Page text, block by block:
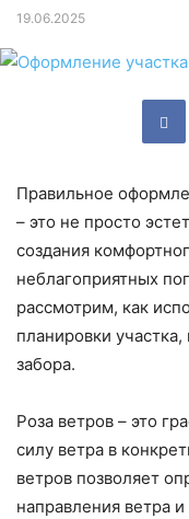
19.06.2025
Правильное
– это не просто
создания
неблагоприятных
рассмотрим, как
планировки
забора.
Роза ветров – это
силу ветра в
ветров позволяет
направления ветра